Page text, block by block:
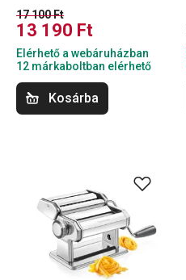
17 100 Ft
13 190 Ft
Elérhető a webáruházban
12 márkaboltban elérhető
Kosárba